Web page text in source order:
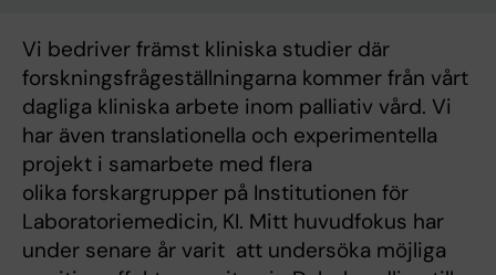
Vi bedriver främst kliniska studier där
forskningsfrågeställningarna kommer från vårt
dagliga kliniska arbete inom palliativ vård. Vi
har även translationella och experimentella
projekt i samarbete med flera
olika forskargrupper på Institutionen för
Laboratoriemedicin, KI. Mitt huvudfokus har
under senare år varit att undersöka möjliga